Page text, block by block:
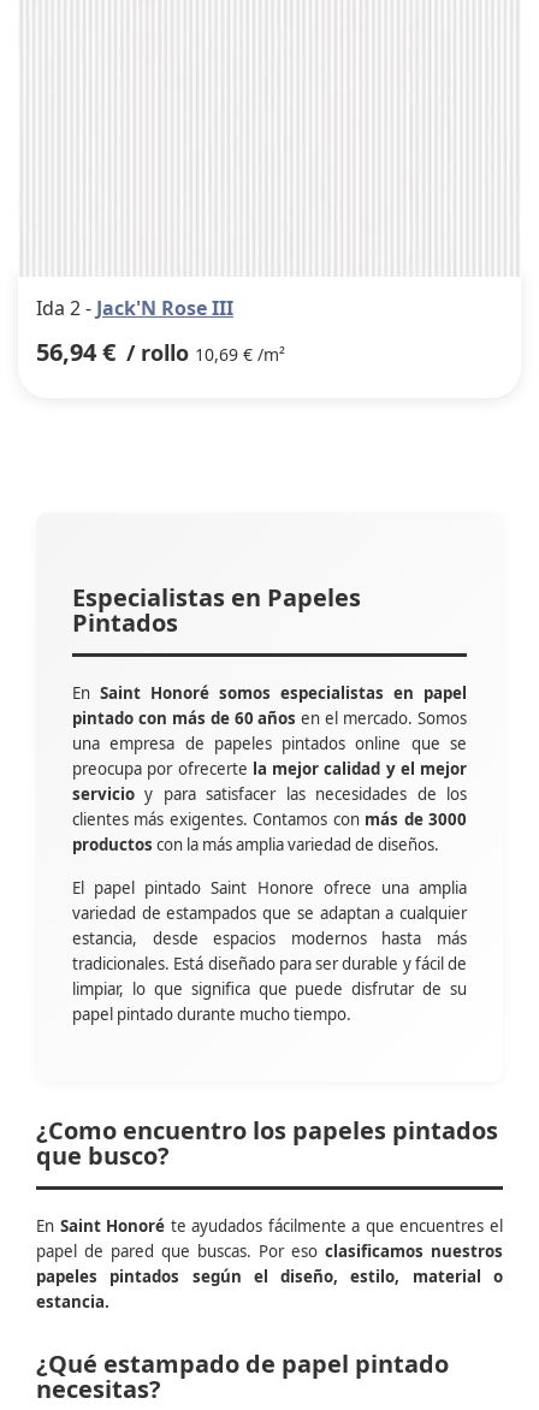
Ida 2 - Jack'N Rose III
56,94 € / rollo 10,69 € /m²
Especialistas en Papeles
Pintados
En Saint Honoré somos especialistas en papel
pintado con más de 60 años en el mercado. Somos
una empresa de papeles pintados online que se
preocupa por ofrecerte la mejor calidad y el mejor
servicio y para satisfacer las necesidades de los
clientes más exigentes. Contamos con más de 3000
productos con la más amplia variedad de diseños.
El papel pintado Saint Honore ofrece una amplia
variedad de estampados que se adaptan a cualquier
estancia, desde espacios modernos hasta más
tradicionales. Está diseñado para ser durable y fácil de
limpiar, lo que significa que puede disfrutar de su
papel pintado durante mucho tiempo.
¿Como encuentro los papeles pintados
que busco?
En Saint Honoré te ayudados fácilmente a que encuentres el
papel de pared que buscas. Por eso clasificamos nuestros
papeles pintados según el diseño, estilo, material o
estancia.
¿Qué estampado de papel pintado
necesitas?